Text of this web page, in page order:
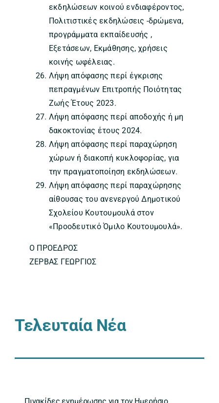
εκδηλώσεων κοινού ενδιαφέροντος,
Πολιτιστικές εκδηλώσεις -δρώμενα,
προγράμματα εκπαίδευσής ,
Εξετάσεων, Εκμάθησης, χρήσεις
κοινής ωφέλειας.
Λήψη απόφασης περί έγκρισης
πεπραγμένων Επιτροπής Ποιότητας
Ζωής Έτους 2023.
Λήψη απόφασης περί αποδοχής ή μη
δακοκτονίας έτους 2024.
Λήψη απόφασης περί παραχώρηση
χώρων ή διακοπή κυκλοφορίας, για
την πραγματοποίηση εκδηλώσεων.
Λήψη απόφασης περί παραχώρησης
αίθουσας του ανενεργού Δημοτικού
Σχολείου Κουτουμουλά στον
«Προοδευτικό Όμιλο Κουτουμουλά».
Ο ΠΡΟΕΔΡΟΣ
ΖΕΡΒΑΣ ΓΕΩΡΓΙΟΣ
Τελευταία Νέα